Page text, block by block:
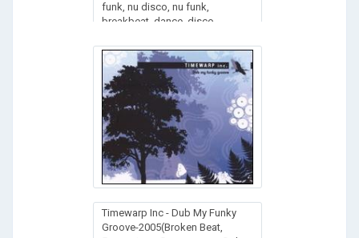
funk, nu disco, nu funk,
breakbeat, dance, disco,
Timewarp Inc - Dub My Funky
Groove-2005(Broken Beat,